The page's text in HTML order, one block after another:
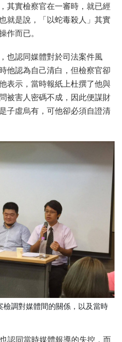
其實檢察官在一審時，就已經
就是說，「以蛇毒殺人」其實
作而已。
也認同媒體對於司法案件風
他認為自己清白，但檢察官卻
表示，當時報紙上杜撰了他與
被害人密碼不成，因此便謀財
子虛烏有，可他卻必須自證清
調對媒體間的關係，以及當時
認同當時媒體報導的失控，而